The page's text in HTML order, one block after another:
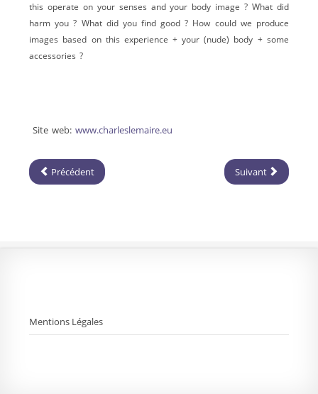
this operate on your senses and your body image ? What did
harm you ? What did you find good ? How could we produce
images based on this experience + your (nude) body + some
accessories ?
Site web:www.charleslemaire.eu
Précédent Suivant
Mentions Légales